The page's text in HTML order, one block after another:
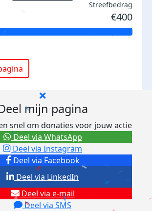
Streefbedrag
€400
mijn pagina
snel om donaties voor jouw actie
Deel via Facebook
Deel via Instagram
Deel via e-mail
Deel via SMS
Deel via LinkedIn
Deel via WhatsApp